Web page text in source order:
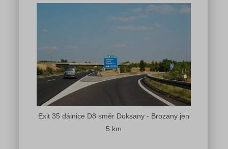
Exit 35 dálnice D8 směr Doksany - Brozany jen
5 km